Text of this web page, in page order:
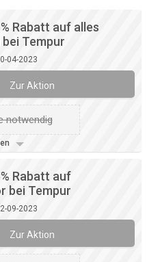
Rabatt auf alles
Tempur
04-2023
Zur Aktion
notwendig
Rabatt auf
bei Tempur
09-2023
Zur Aktion